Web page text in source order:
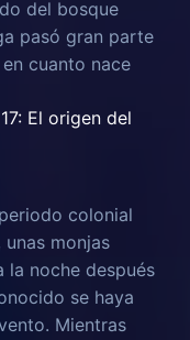
del bosque
pasó gran parte
cuanto nace
El origen del
colonial
unas monjas
la noche después
se haya
Mientras